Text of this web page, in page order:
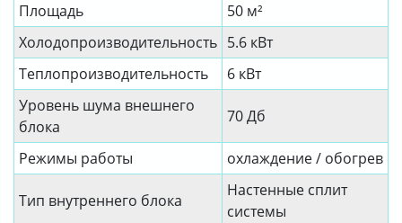
Площадь
50 м²
Холодопроизводительность 5.6 кВт
Теплопроизводительность
6 кВт
Уровень шума внешнего
блока
70 Дб
Режимы работы охлаждение / обогрев
Тип внутреннего блока
Настенные сплит
системы